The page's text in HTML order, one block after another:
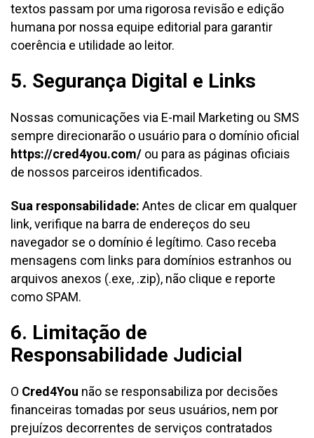
textos passam por uma rigorosa revisão e edição
humana por nossa equipe editorial para garantir
coerência e utilidade ao leitor.
5. Segurança Digital e Links
Nossas comunicações via E-mail Marketing ou SMS
sempre direcionarão o usuário para o domínio oficial
https://cred4you.com/ ou para as páginas oficiais
de nossos parceiros identificados.
Sua responsabilidade: Antes de clicar em qualquer
link, verifique na barra de endereços do seu
navegador se o domínio é legítimo. Caso receba
mensagens com links para domínios estranhos ou
arquivos anexos (.exe, .zip), não clique e reporte
como SPAM.
6. Limitação de
Responsabilidade Judicial
O Cred4You não se responsabiliza por decisões
financeiras tomadas por seus usuários, nem por
prejuízos decorrentes de serviços contratados